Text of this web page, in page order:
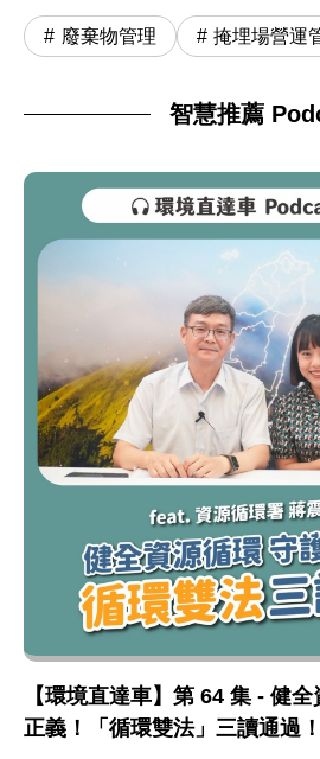
廢棄物管理 掩埋場營運
智慧推薦
【環境直達車】第 64 集 - 健
正義！「循環雙法」三讀通過